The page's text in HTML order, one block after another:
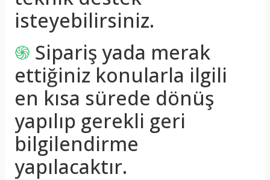
isteyebilirsiniz.
֍ Sipariş yada merak
ettiğiniz konularla ilgili
en kısa sürede dönüş
yapılıp gerekli geri
bilgilendirme
yapılacaktır.